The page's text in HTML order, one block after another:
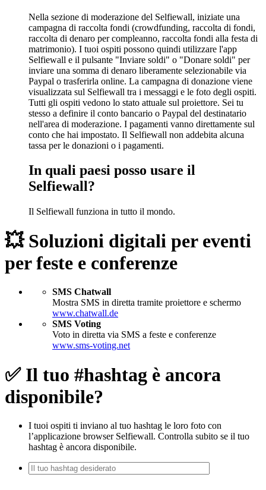
Nella sezione di moderazione del Selfiewall, iniziate una
campagna di raccolta fondi (crowdfunding, raccolta di fondi,
raccolta di denaro per compleanno, raccolta fondi alla festa di
matrimonio). I tuoi ospiti possono quindi utilizzare l'app
Selfiewall e il pulsante "Inviare soldi" o "Donare soldi" per
inviare una somma di denaro liberamente selezionabile via
Paypal o trasferirla online. La campagna di donazione viene
visualizzata sul Selfiewall tra i messaggi e le foto degli ospiti.
Tutti gli ospiti vedono lo stato attuale sul proiettore. Sei tu
stesso a definire il conto bancario o Paypal del destinatario
nell'area di moderazione. I pagamenti vanno direttamente sul
conto che hai impostato. Il Selfiewall non addebita alcuna
tassa per le donazioni o i pagamenti.
In quali paesi posso usare il
Selfiewall?
Il Selfiewall funziona in tutto il mondo.
💥 Soluzioni digitali per eventi
per feste e conferenze
SMS Chatwall
Mostra SMS in diretta tramite proiettore e schermo
www.chatwall.de
SMS Voting
Voto in diretta via SMS a feste e conferenze
www.sms-voting.net
✅ Il tuo #hashtag è ancora
disponibile?
I tuoi ospiti ti inviano al tuo hashtag le loro foto con
l’applicazione browser Selfiewall. Controlla subito se il tuo
hashtag è ancora disponibile.